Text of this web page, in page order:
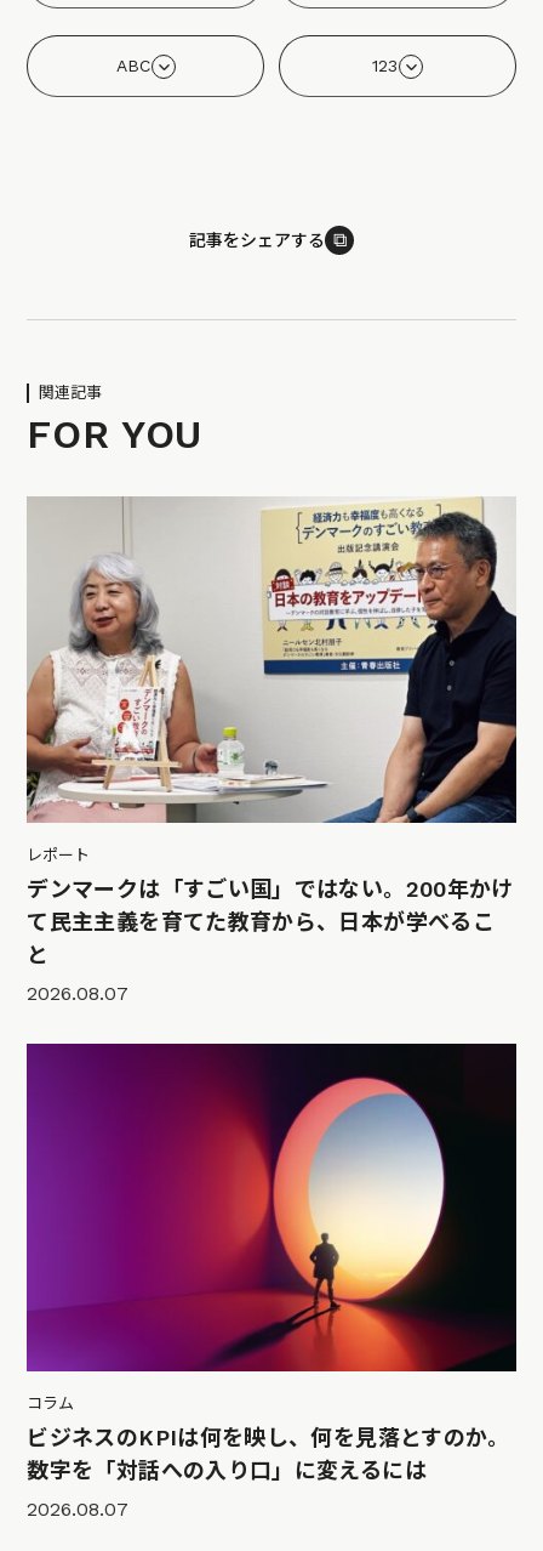
ABC 123
記事をシェアする ⧉
関連記事
FOR YOU
レポート
デンマークは「すごい国」ではない。200年かけ
て民主主義を育てた教育から、日本が学べるこ
と
2026.08.07
コラム
ビジネスのKPIは何を映し、何を見落とすのか。
数字を「対話への入り口」に変えるには
2026.08.07